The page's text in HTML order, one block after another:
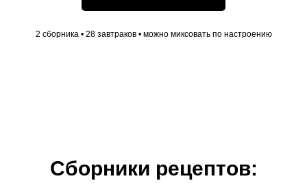
2 сборника • 28 завтраков • можно миксовать по настроению
Сборники рецептов: